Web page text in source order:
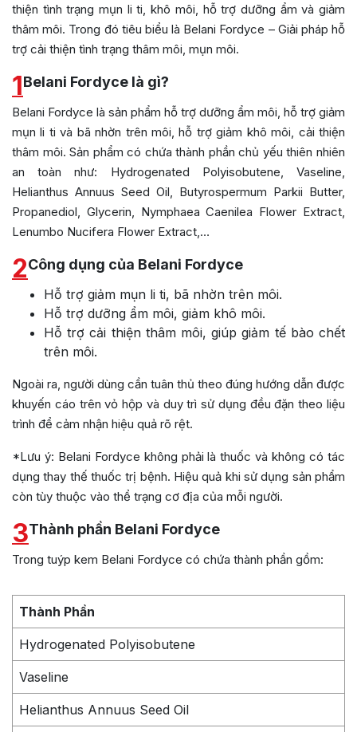
thiện tình trạng mụn li ti, khô môi, hỗ trợ dưỡng ẩm và giảm
thâm môi. Trong đó tiêu biểu là Belani Fordyce – Giải pháp hỗ
trợ cải thiện tình trạng thâm môi, mụn môi.
1Belani Fordyce là gì?
Belani Fordyce là sản phẩm hỗ trợ dưỡng ẩm môi, hỗ trợ giảm
mụn li ti và bã nhờn trên môi, hỗ trợ giảm khô môi, cải thiện
thâm môi. Sản phẩm có chứa thành phần chủ yếu thiên nhiên
an toàn như: Hydrogenated Polyisobutene, Vaseline,
Helianthus Annuus Seed Oil, Butyrospermum Parkii Butter,
Propanediol, Glycerin, Nymphaea Caenilea Flower Extract,
Lenumbo Nucifera Flower Extract,…
2Công dụng của Belani Fordyce
Hỗ trợ giảm mụn li ti, bã nhờn trên môi.
Hỗ trợ dưỡng ẩm môi, giảm khô môi.
Hỗ trợ cải thiện thâm môi, giúp giảm tế bào chết
trên môi.
Ngoài ra, người dùng cần tuân thủ theo đúng hướng dẫn được
khuyến cáo trên vỏ hộp và duy trì sử dụng đều đặn theo liệu
trình để cảm nhận hiệu quả rõ rệt.
*Lưu ý: Belani Fordyce không phải là thuốc và không có tác
dụng thay thế thuốc trị bệnh. Hiệu quả khi sử dụng sản phẩm
còn tùy thuộc vào thể trạng cơ địa của mỗi người.
3Thành phần Belani Fordyce
Trong tuýp kem Belani Fordyce có chứa thành phần gồm:
Thành Phần
Hydrogenated Polyisobutene
Vaseline
Helianthus Annuus Seed Oil